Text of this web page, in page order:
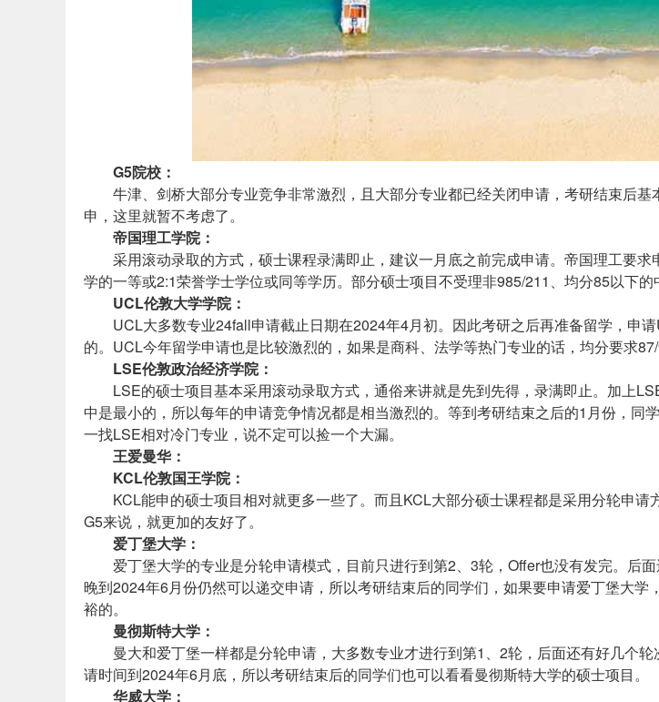
G5院校：
牛津、剑桥大部分专业竞争非常激烈，且大部分专业都已经关闭申请，考研结束后基
申，这里就暂不考虑了。
帝国理工学院：
采用滚动录取的方式，硕士课程录满即止，建议一月底之前完成申请。帝国理工要求
学的一等或2:1荣誉学士学位或同等学历。部分硕士项目不受理非985/211、均分85以下的
UCL伦敦大学学院：
UCL大多数专业24fall申请截止日期在2024年4月初。因此考研之后再准备留学，申
的。UCL今年留学申请也是比较激烈的，如果是商科、法学等热门专业的话，均分要求87/
LSE伦敦政治经济学院：
LSE的硕士项目基本采用滚动录取方式，通俗来讲就是先到先得，录满即止。加上
中是最小的，所以每年的申请竞争情况都是相当激烈的。等到考研结束之后的1月份，同
一找LSE相对冷门专业，说不定可以捡一个大漏。
王爱曼华：
KCL伦敦国王学院：
KCL能申的硕士项目相对就更多一些了。而且KCL大部分硕士课程都是采用分轮申请
G5来说，就更加的友好了。
爱丁堡大学：
爱丁堡大学的专业是分轮申请模式，目前只进行到第2、3轮，Offer也没有发完。后
晚到2024年6月份仍然可以递交申请，所以考研结束后的同学们，如果要申请爱丁堡大学
裕的。
曼彻斯特大学：
曼大和爱丁堡一样都是分轮申请，大多数专业才进行到第1、2轮，后面还有好几个轮
请时间到2024年6月底，所以考研结束后的同学们也可以看看曼彻斯特大学的硕士项目。
华威大学：